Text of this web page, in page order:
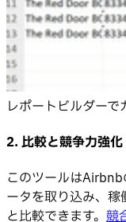
レポートビルダー
2. 比較と競争力強
このツールは
ータを取り込み、稼
と比較できます。 競